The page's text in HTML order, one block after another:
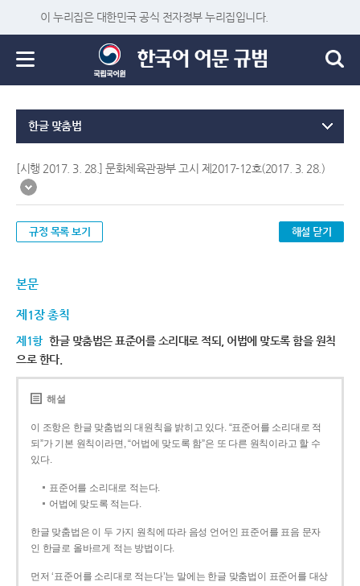
이 누리집은 대한민국 공식 전자정부 누리집입니다.
한글 맞춤법
[시행 2017. 3. 28.] 문화체육관광부 고시 제2017-12호(2017. 3. 28.)
규정 목록 보기 해설 닫기
본문
제1장 총칙
제1항 한글 맞춤법은 표준어를 소리대로 적되, 어법에 맞도록 함을 원칙
으로 한다.
해설
이 조항은 한글 맞춤법의 대원칙을 밝히고 있다. “표준어를 소리대로 적
되”가 기본 원칙이라면, “어법에 맞도록 함”은 또 다른 원칙이라고 할 수
있다.
표준어를 소리대로 적는다.
어법에 맞도록 적는다.
한글 맞춤법은 이 두 가지 원칙에 따라 음성 언어인 표준어를 표음 문자
인 한글로 올바르게 적는 방법이다.
먼저 ‘표준어를 소리대로 적는다’는 말에는 한글 맞춤법이 표준어를 대상